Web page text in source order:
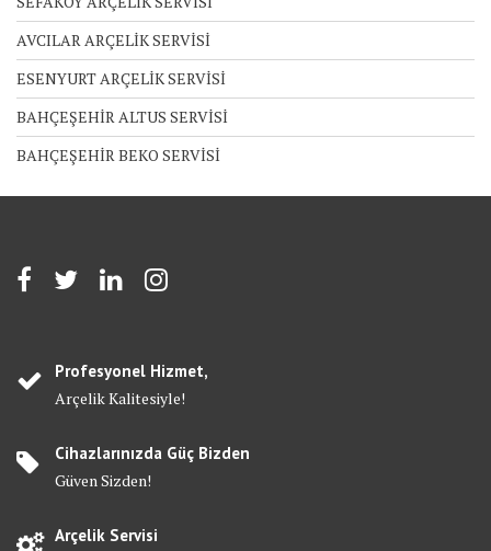
AVCILAR ARÇELİK SERVİSİ
ESENYURT ARÇELİK SERVİSİ
BAHÇEŞEHİR ALTUS SERVİSİ
BAHÇEŞEHİR BEKO SERVİSİ
Profesyonel Hizmet,
Arçelik Kalitesiyle!
Cihazlarınızda Güç Bizden
Güven Sizden!
Arçelik Servisi